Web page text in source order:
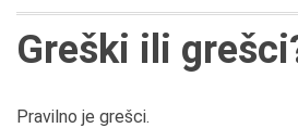
Greški ili
Pravilno je grešci.